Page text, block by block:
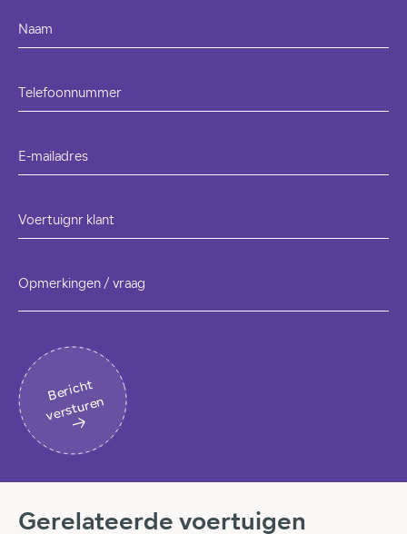
Naam
Telefoonnummer
E-mailadres
Voertuignr klant
Opmerkingen / vraag
B
eri
c
ht
v
erst
ur
en
Gerelateerde voertuigen